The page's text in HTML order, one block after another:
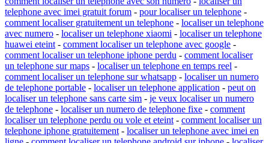
telephone avec imei gratuit forum - pour localiser un telephone -
comment localiser gratuitement un telephone - localiser un telephone
avec numero - localiser un telephone xiaomi - localiser un telephone
huawei eteint - comment localiser un telephone avec google -
comment localiser un telephone iphone perdu - comment localiser
un telephone sur maps - localiser un telephone en temps reel -
comment localiser un telephone sur whatsapp - localiser un numero
de telephone portable - localiser un telephone application - peut on
localiser un telephone sans carte sim - je veux localiser un numero
de telephone - localiser un numero de telephone fixe - comment
localiser un telephone perdu ou vole et eteint - comment localiser un
telephone iphone gratuitement - localiser un telephone avec imei en